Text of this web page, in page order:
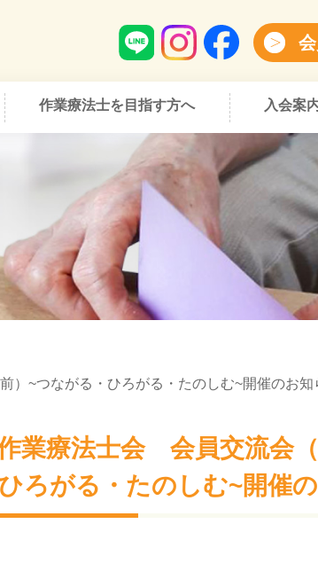
作業療法士を目指す方へ 入会案
~つながる・ひろがる・たのしむ~開催のお知
業療法士会 会員交流会
ろがる・たのしむ~開催